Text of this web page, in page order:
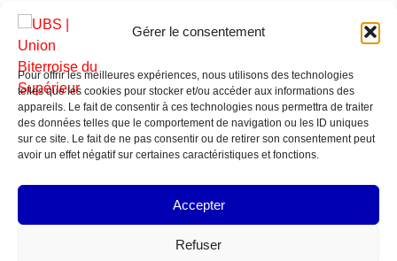
Gérer le consentement
Pour offrir les meilleures expériences, nous utilisons des technologies
telles que les cookies pour stocker et/ou accéder aux informations des
appareils. Le fait de consentir à ces technologies nous permettra de traiter
des données telles que le comportement de navigation ou les ID uniques
sur ce site. Le fait de ne pas consentir ou de retirer son consentement peut
avoir un effet négatif sur certaines caractéristiques et fonctions.
Accepter
Refuser
MENTIONS LÉGALES
POLITIQUE DE COOKIES